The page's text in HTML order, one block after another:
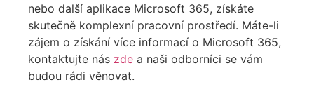
nebo další aplikace Microsoft 365, získáte
skutečně komplexní pracovní prostředí. Máte-li
zájem o získání více informací o Microsoft 365,
kontaktujte nás zde a naši odborníci se vám
budou rádi věnovat.